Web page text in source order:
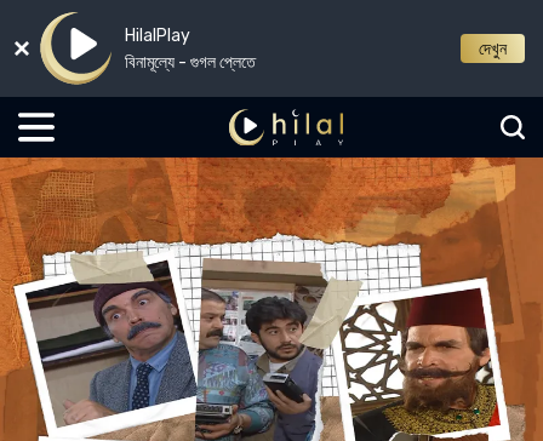
HilalPlay
বিনামূল্যে - গুগল প্লেতে
দেখুন